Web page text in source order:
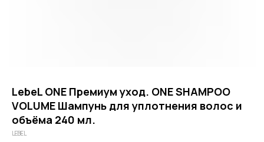
LebeL ONE Премиум уход. ONE SHAMPOO
VOLUME Шампунь для уплотнения волос и
объёма 240 мл.
LEBEL